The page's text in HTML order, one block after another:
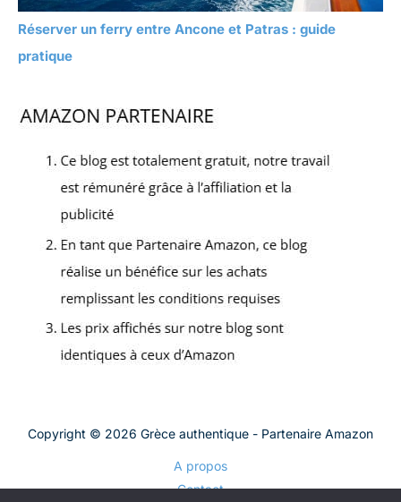
Réserver un ferry entre Ancone et Patras : guide
pratique
Copyright © 2026 Grèce authentique - Partenaire Amazon
A propos
Contact